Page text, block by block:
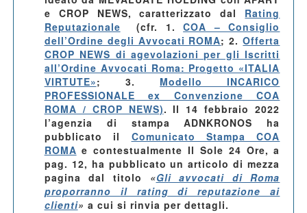
e CROP NEWS, caratterizzato dal Rating
Reputazionale (cfr. 1.COA – Consiglio
dell’Ordine degli Avvocati ROMA; 2. Offerta
CROP NEWS di agevolazioni per gli Iscritti
all’Ordine Avvocati Roma: Progetto «ITALIA
VIRTUTE»; 3. Modello INCARICO
PROFESSIONALE ex Convenzione COA
ROMA / CROP NEWS). Il 14 febbraio 2022
l’agenzia di stampa ADNKRONOS ha
pubblicato il Comunicato Stampa COA
ROMA e contestualmente Il Sole 24 Ore, a
pag. 12, ha pubblicato un articolo di mezza
pagina dal titolo «Gli avvocati di Roma
proporranno il rating di reputazione ai
clienti» a cui si rinvia per dettagli.